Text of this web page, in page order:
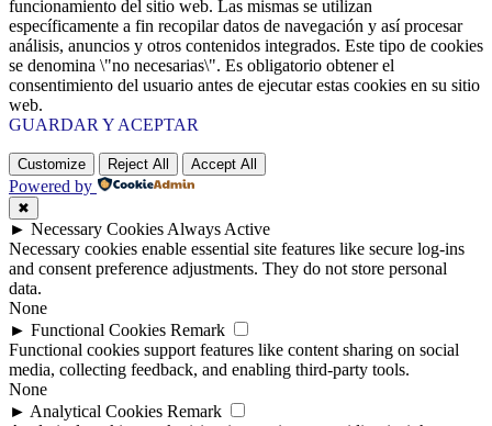
funcionamiento del sitio web. Las mismas se utilizan
específicamente a fin recopilar datos de navegación y así procesar
análisis, anuncios y otros contenidos integrados. Este tipo de cookies
se denomina \"no necesarias\". Es obligatorio obtener el
consentimiento del usuario antes de ejecutar estas cookies en su sitio
web.
GUARDAR Y ACEPTAR
Customize Reject All Accept All
Powered by
✖
► Necessary Cookies Always Active
Necessary cookies enable essential site features like secure log-ins
and consent preference adjustments. They do not store personal
data.
None
► Functional Cookies Remark
Functional cookies support features like content sharing on social
media, collecting feedback, and enabling third-party tools.
None
► Analytical Cookies Remark